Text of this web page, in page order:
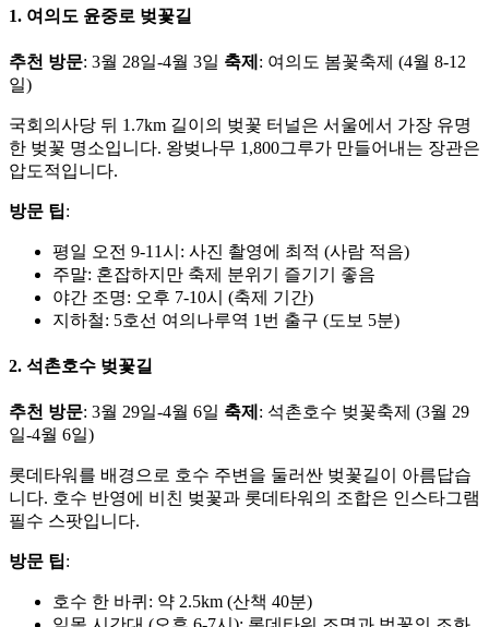
1. 여의도 윤중로 벚꽃길
추천 방문: 3월 28일-4월 3일 축제 : 여의도 봄꽃축제 (4월 8-12
일)
국회의사당 뒤 1.7km 길이의 벚꽃 터널은 서울에서 가장 유명
한 벚꽃 명소입니다. 왕벚나무 1,800그루가 만들어내는 장관은
압도적입니다.
방문 팁:
평일 오전 9-11시: 사진 촬영에 최적 (사람 적음)
주말: 혼잡하지만 축제 분위기 즐기기 좋음
야간 조명: 오후 7-10시 (축제 기간)
지하철: 5호선 여의나루역 1번 출구 (도보 5분)
2. 석촌호수 벚꽃길
추천 방문: 3월 29일-4월 6일 축제 : 석촌호수 벚꽃축제 (3월 29
일-4월 6일)
롯데타워를 배경으로 호수 주변을 둘러싼 벚꽃길이 아름답습
니다. 호수 반영에 비친 벚꽃과 롯데타워의 조합은 인스타그램
필수 스팟입니다.
방문 팁:
호수 한 바퀴: 약 2.5km (산책 40분)